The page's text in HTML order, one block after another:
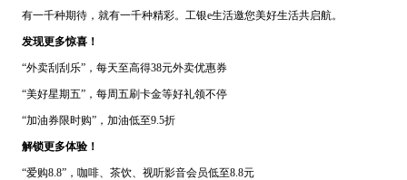
有一千种期待，就有一千种精彩。工银e生活邀您美好生活共启航。
发现更多惊喜！
“外卖刮刮乐”，每天至高得38元外卖优惠券
“美好星期五”，每周五刷卡金等好礼领不停
“加油券限时购”，加油低至9.5折
解锁更多体验！
“爱购8.8”，咖啡、茶饮、视听影音会员低至8.8元